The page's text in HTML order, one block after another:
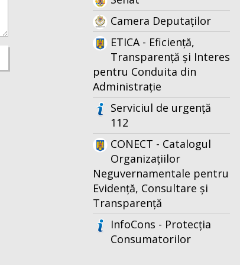
Camera Deputaților
ETICA - Eficiență,
Transparență și Interes
pentru Conduita din
Administrație
Serviciul de urgență
112
CONECT - Catalogul
Organizațiilor
Neguvernamentale pentru
Evidență, Consultare și
Transparență
InfoCons - Protecția
Consumatorilor